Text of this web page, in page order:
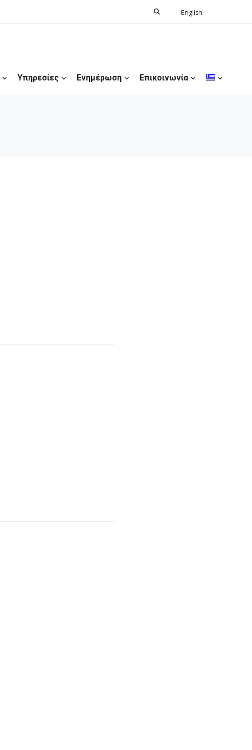
SearchEnglish
Υπηρεσίες Ενημέρωση Επικοινωνία